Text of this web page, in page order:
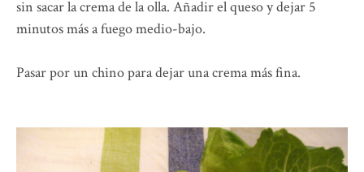
sin sacar la crema de la olla. Añadir el queso y dejar 5
minutos más a fuego medio-bajo.
Pasar por un chino para dejar una crema más fina.